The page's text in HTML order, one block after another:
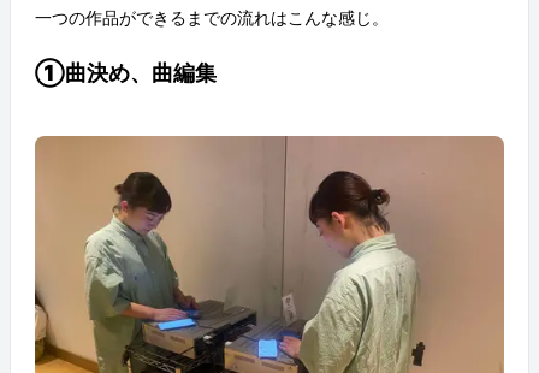
一つの作品ができるまでの流れはこんな感じ。
①曲決め、曲編集